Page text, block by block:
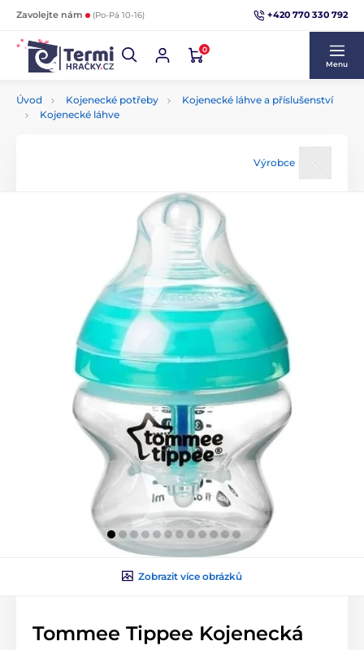
Zavolejte nám (Po-Pá 10-16) +420 770 330 792
0
Menu
Úvod Kojenecké potřeby
Kojenecké láhve a příslušenství
Kojenecké láhve
Výrobce
Zobrazit více obrázků
Tommee Tippee Kojenecká